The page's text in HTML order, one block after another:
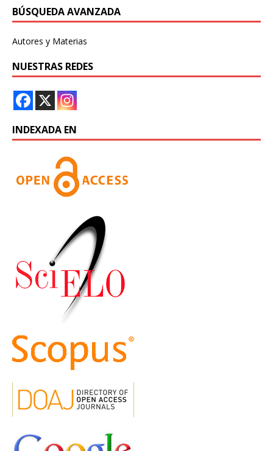
BÚSQUEDA AVANZADA
Autores y Materias
NUESTRAS REDES
INDEXADA EN